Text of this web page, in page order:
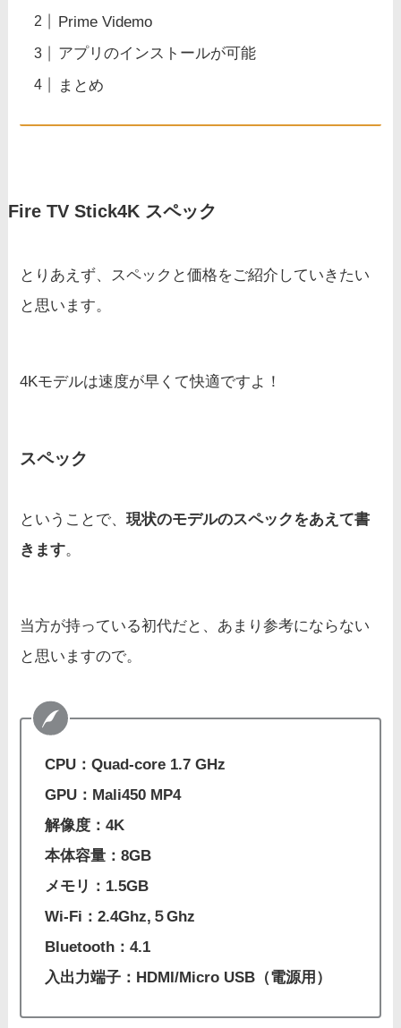
Prime Videmo
アプリのインストールが可能
まとめ
Fire TV Stick4K スペック
とりあえず、スペックと価格をご紹介していきたい
と思います。
4Kモデルは速度が早くて快適ですよ！
スペック
ということで、現状のモデルのスペックをあえて書
きます。
当方が持っている初代だと、あまり参考にならない
と思いますので。
CPU：Quad-core 1.7 GHz
GPU：Mali450 MP4
解像度：4K
本体容量：8GB
メモリ：1.5GB
Wi-Fi：2.4Ghz,５Ghz
Bluetooth：4.1
入出力端子：HDMI/Micro USB（電源用）